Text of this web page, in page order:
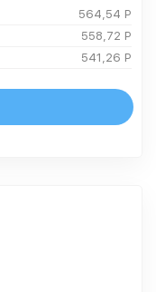
564,54 Р
558,72 Р
541,26 Р